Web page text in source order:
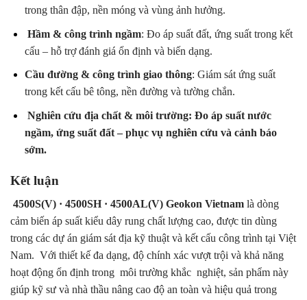
trong thân đập, nền móng và vùng ảnh hưởng.
Hầm & công trình ngầm: Đo áp suất đất, ứng suất trong kết
cấu – hỗ trợ đánh giá ổn định và biến dạng.
Cầu đường & công trình giao thông: Giám sát ứng suất
trong kết cấu bê tông, nền đường và tường chắn.
Nghiên cứu địa chất & môi trường: Đo áp suất nước
ngầm, ứng suất đất – phục vụ nghiên cứu và cảnh báo
sớm.
Kết luận
4500S(V) · 4500SH · 4500AL(V) Geokon Vietnam là dòng
cảm biến áp suất kiểu dây rung chất lượng cao, được tin dùng
trong các dự án giám sát địa kỹ thuật và kết cấu công trình tại Việt
Nam. Với thiết kế đa dạng, độ chính xác vượt trội và khả năng
hoạt động ổn định trong môi trường khắc nghiệt, sản phẩm này
giúp kỹ sư và nhà thầu nâng cao độ an toàn và hiệu quả trong